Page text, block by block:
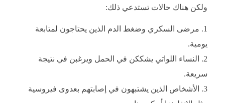
ولكن هناك حالات تستدعي ذلك:
مرضى السكري وضغط الدم الذين يحتاجون لمتابعة
يومية.
النساء اللواتي يشككن في الحمل ويرغبن في نتيجة
سريعة.
الأشخاص الذين يشتبهون في إصابتهم بعدوى فيروسية